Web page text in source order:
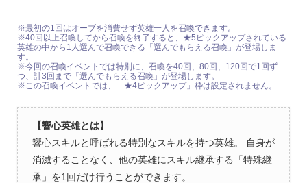
※最初の1回はオーブを消費せず英雄一人を召喚できます。
※40回以上召喚してから召喚を終了すると、★5ピックアップされている
英雄の中から1人選んで召喚できる「選んでもらえる召喚」が登場しま
す。
※今回の召喚イベントでは特別に、召喚を40回、80回、120回で1回ず
つ、計3回まで「選んでもらえる召喚」が登場します。
※この召喚イベントでは、「★4ピックアップ」枠は設定されません。
【響心英雄とは】
響心スキルと呼ばれる特別なスキルを持つ英雄。 自身が
消滅することなく、他の英雄にスキル継承する「特殊継
承」を1回だけ行うことができます。